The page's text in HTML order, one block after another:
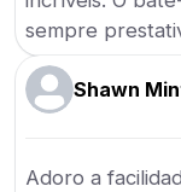
sempre
Shawn
Adoro a